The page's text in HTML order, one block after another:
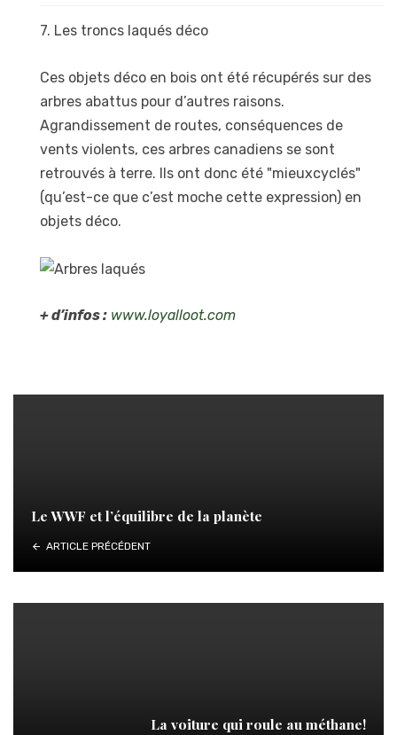
7. Les troncs laqués déco
Ces objets déco en bois ont été récupérés sur des
arbres abattus pour d’autres raisons.
Agrandissement de routes, conséquences de
vents violents, ces arbres canadiens se sont
retrouvés à terre. Ils ont donc été "mieuxcyclés"
(qu’est-ce que c’est moche cette expression) en
objets déco.
+ d’infos : www.loyalloot.com
Le WWF et l’équilibre de la planète
ARTICLE PRÉCÉDENT
La voiture qui roule au méthane!